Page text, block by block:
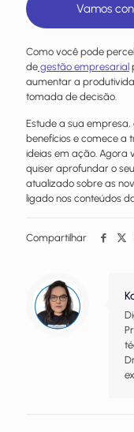
Vamos
Como você pode
de gestão empresarial
aumentar a
tomada de decisão.
Estude a sua empresa,
benefícios e comece a
ideias em ação. Agora
quiser aprofundar o
atualizado sobre as
ligado nos conteúdos
Compartilhar